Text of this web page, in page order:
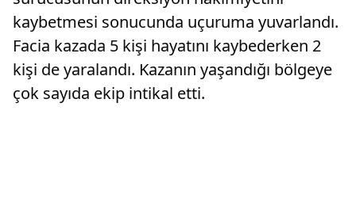
kaybetmesi sonucunda uçuruma yuvarlandı.
Facia kazada 5 kişi hayatını kaybederken 2
kişi de yaralandı. Kazanın yaşandığı bölgeye
çok sayıda ekip intikal etti.